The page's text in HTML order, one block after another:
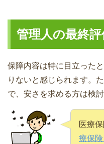
管理人の最終評
保障内容は特に目立った
りないと感じられます。
で、安さを求める方は検
医療
療保